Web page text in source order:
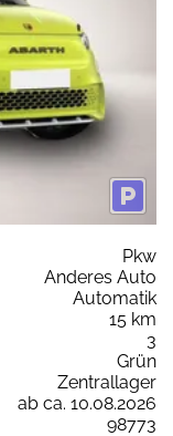
Pkw
Anderes Auto
Automatik
15 km
3
Grün
Zentrallager
ab ca. 10.08.2026
98773